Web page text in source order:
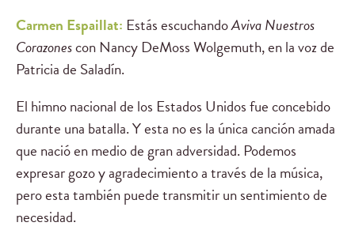
Carmen Espaillat: Estás escuchandoAviva Nuestros
Corazonescon Nancy DeMoss Wolgemuth, en la voz de
Patricia de Saladín.
El himno nacional de los Estados Unidos fue concebido
durante una batalla. Y esta no es la única canción amada
que nació en medio de gran adversidad. Podemos
expresar gozo y agradecimiento a través de la música,
pero esta también puede transmitir un sentimiento de
necesidad.